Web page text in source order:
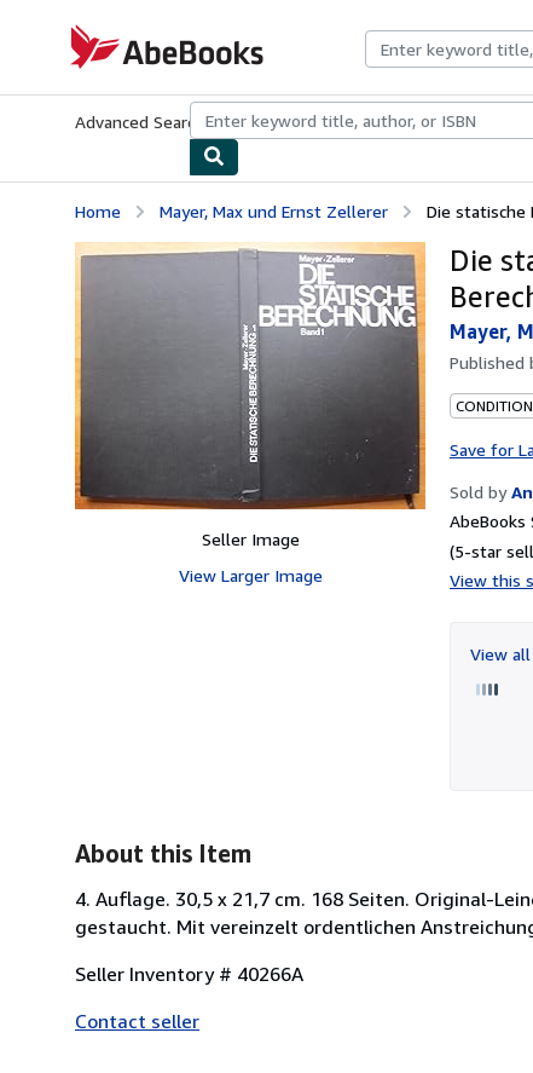
AbeBooks.com
Advanced Search Browse CollectionsRare BooksArt &
Home Mayer, Max und Ernst Zellerer Die statische
Seller Image
View Larger Image
Die
Mayer,
Published
Save for
Sold by
AbeBooks
(5-star
View this
View all
About this Item
4. Auflage. 30,5 x 21,7 cm. 168 Seiten. Original-
gestaucht. Mit vereinzelt ordentlichen
Seller Inventory # 40266A
Contact seller